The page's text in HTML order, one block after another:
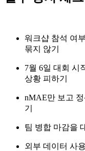
워크샵 참석 여
묶지 않기
7월 6일 대회 시
상황 피하기
nMAE만 보고
기
팀 병합 마감을
외부 데이터 사